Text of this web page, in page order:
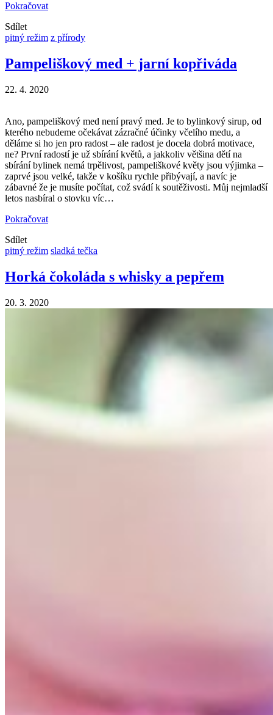
Pokračovat
Sdílet
pitný režim z přírody
Pampeliškový med + jarní kopřiváda
22. 4. 2020
Ano, pampeliškový med není pravý med. Je to bylinkový sirup, od
kterého nebudeme očekávat zázračné účinky včelího medu, a
děláme si ho jen pro radost – ale radost je docela dobrá motivace,
ne? První radostí je už sbírání květů, a jakkoliv většina dětí na
sbírání bylinek nemá trpělivost, pampeliškové květy jsou výjimka –
zaprvé jsou velké, takže v košíku rychle přibývají, a navíc je
zábavné že je musíte počítat, což svádí k soutěživosti. Můj nejmladší
letos nasbíral o stovku víc…
Pokračovat
Sdílet
pitný režim sladká tečka
Horká čokoláda s whisky a pepřem
20. 3. 2020